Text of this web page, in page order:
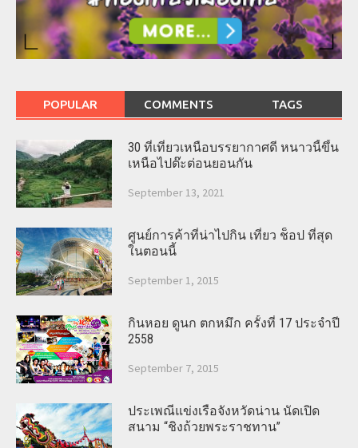
POPULAR COMMENTS TAGS
30 ที่เที่ยวเหนือบรรยากาศดี หนาวนี้ขึ้น
เหนือไปต๊ะต่อนยอนกัน
September 13, 2021
ศูนย์การค้าที่น่าไปกิน เที่ยว ช็อป ที่สุด
ในตอนนี้
September 1, 2015
กินหอย ดูนก ตกหมึก ครั้งที่ 17 ประจำปี
2558
September 7, 2015
ประเพณีแข่งเรือจังหวัดน่าน นัดเปิด
สนาม “ชิงถ้วยพระราชทาน”